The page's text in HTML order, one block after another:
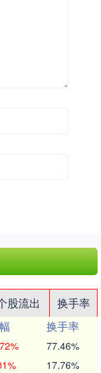
股流出
换手率
换手率
77.46%
17.76%